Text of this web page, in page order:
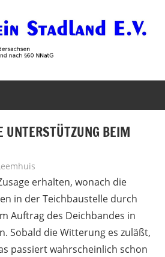
Angelverein
Stadland
UNTERSTÜTZUNG BEIM
erhalten, wonach die
in der Teichbaustelle durch
Auftrag des Deichbandes in
Sobald die Witterung es zuläßt,
passiert wahrscheinlich schon